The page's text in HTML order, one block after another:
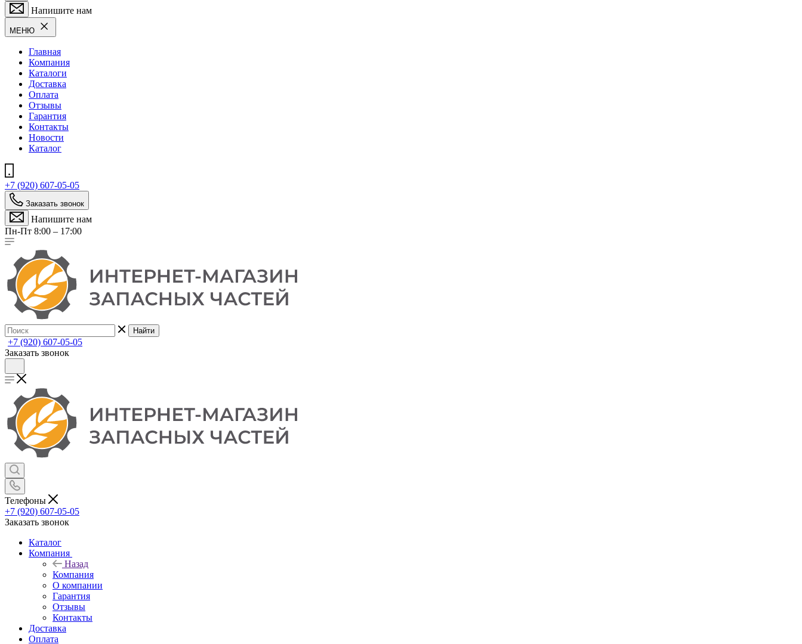
Напишите нам
МЕНЮ
Главная
Компания
Каталоги
Доставка
Оплата
Отзывы
Гарантия
Контакты
Новости
Каталог
+7 (920) 607-05-05
Заказать звонок
Напишите нам
Пн-Пт 8:00 – 17:00
Найти
+7 (920) 607-05-05
Заказать звонок
Телефоны
+7 (920) 607-05-05
Заказать звонок
Каталог
Компания
Назад
Компания
О компании
Гарантия
Отзывы
Контакты
Доставка
Оплата